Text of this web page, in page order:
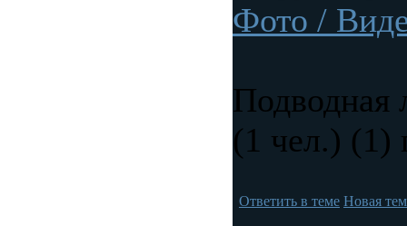
Фото /
Подводная
(1 чел.) (1)
Ответить в теме Новая